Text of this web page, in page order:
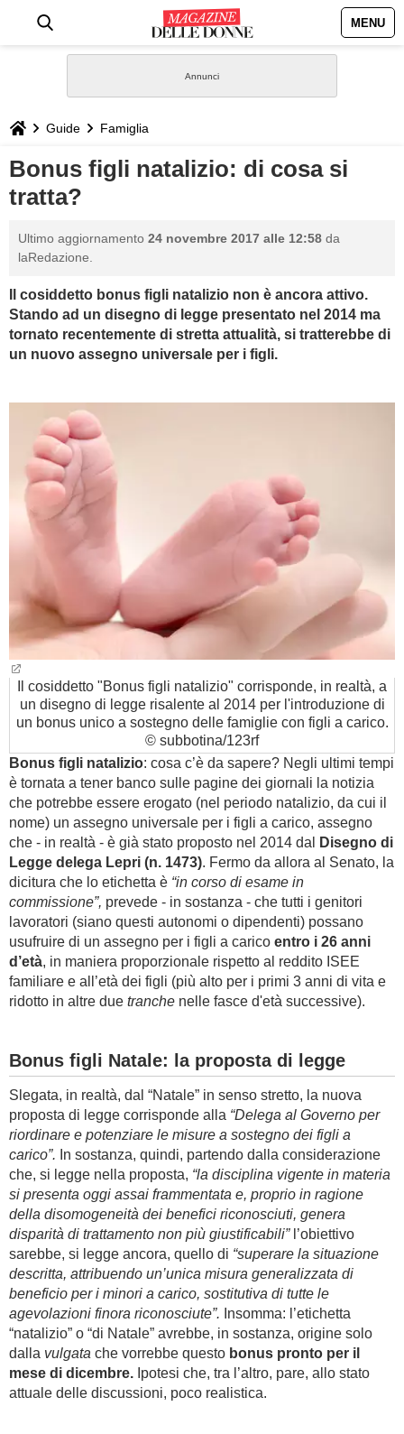
MENU
STILE
BIOGRAFIE
DEFINIZIONI
GASTRONOMIA
BAMBINO
DIETA
GUIDE
Guide Famiglia
Bonus figli natalizio: di cosa si
tratta?
Ultimo aggiornamento 24 novembre 2017 alle 12:58 da
laRedazione.
Il cosiddetto bonus figli natalizio non è ancora attivo.
Stando ad un disegno di legge presentato nel 2014 ma
tornato recentemente di stretta attualità, si tratterebbe di
un nuovo assegno universale per i figli.
Il cosiddetto "Bonus figli natalizio" corrisponde, in realtà, a
un disegno di legge risalente al 2014 per l'introduzione di
un bonus unico a sostegno delle famiglie con figli a carico.
© subbotina/123rf
Bonus figli natalizio: cosa c’è da sapere? Negli ultimi tempi
è tornata a tener banco sulle pagine dei giornali la notizia
che potrebbe essere erogato (nel periodo natalizio, da cui il
nome) un assegno universale per i figli a carico, assegno
che - in realtà - è già stato proposto nel 2014 dal
Disegno di
Legge delega Lepri (n. 1473). Fermo da allora al Senato, la
dicitura che lo etichetta è “in corso di esame in
commissione”, prevede - in sostanza - che tutti i genitori
lavoratori (siano questi autonomi o dipendenti) possano
usufruire di un assegno per i figli a carico entro i 26 anni
d’età, in maniera proporzionale rispetto al reddito ISEE
familiare e all’età dei figli (più alto per i primi 3 anni di vita e
ridotto in altre due tranche nelle fasce d'età successive).
Bonus figli Natale: la proposta di legge
Slegata, in realtà, dal “Natale” in senso stretto, la nuova
proposta di legge corrisponde alla “Delega al Governo per
riordinare e potenziare le misure a sostegno dei figli a
carico”. In sostanza, quindi, partendo dalla considerazione
che, si legge nella proposta, “la disciplina vigente in materia
si presenta oggi assai frammentata e, proprio in ragione
della disomogeneità dei benefici riconosciuti, genera
disparità di trattamento non più giustificabili”l’obiettivo
sarebbe, si legge ancora, quello di “superare la situazione
descritta, attribuendo un’unica misura generalizzata di
beneficio per i minori a carico, sostitutiva di tutte le
agevolazioni finora riconosciute”. Insomma: l’etichetta
“natalizio” o “di Natale” avrebbe, in sostanza, origine solo
dalla vulgata che vorrebbe questo bonus pronto per il
mese di dicembre. Ipotesi che, tra l’altro, pare, allo stato
attuale delle discussioni, poco realistica.